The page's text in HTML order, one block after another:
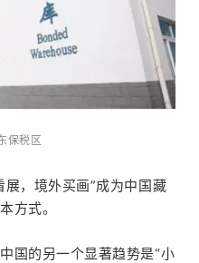
保税区
，境外买画”成为中国藏
方式。
国的另一个显著趋势是“小